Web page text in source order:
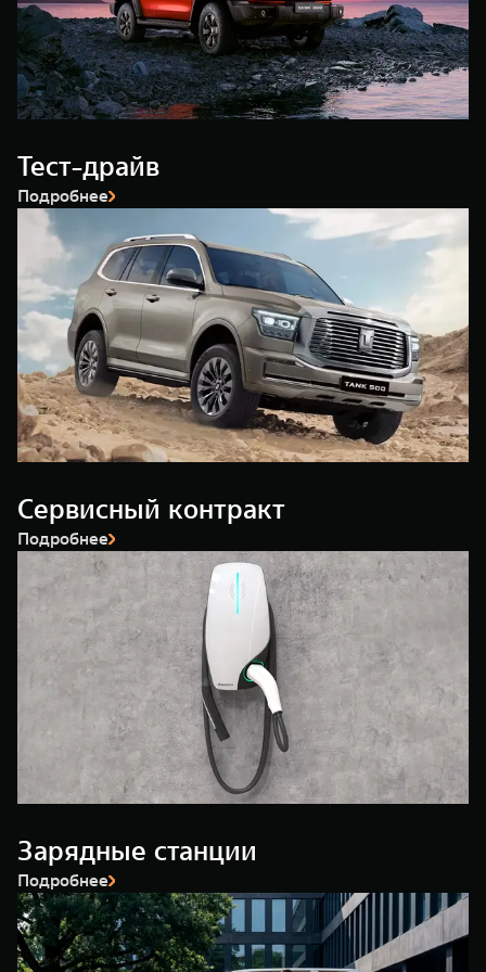
WEY 80
Масштаб возможностей
от 6 449 000 ₽
WEY 80 Лаундж
Масштаб возможностей
от 8 099 000 ₽
Тест-драйв
Подробнее
Сервисный контракт
Подробнее
Зарядные станции
Подробнее